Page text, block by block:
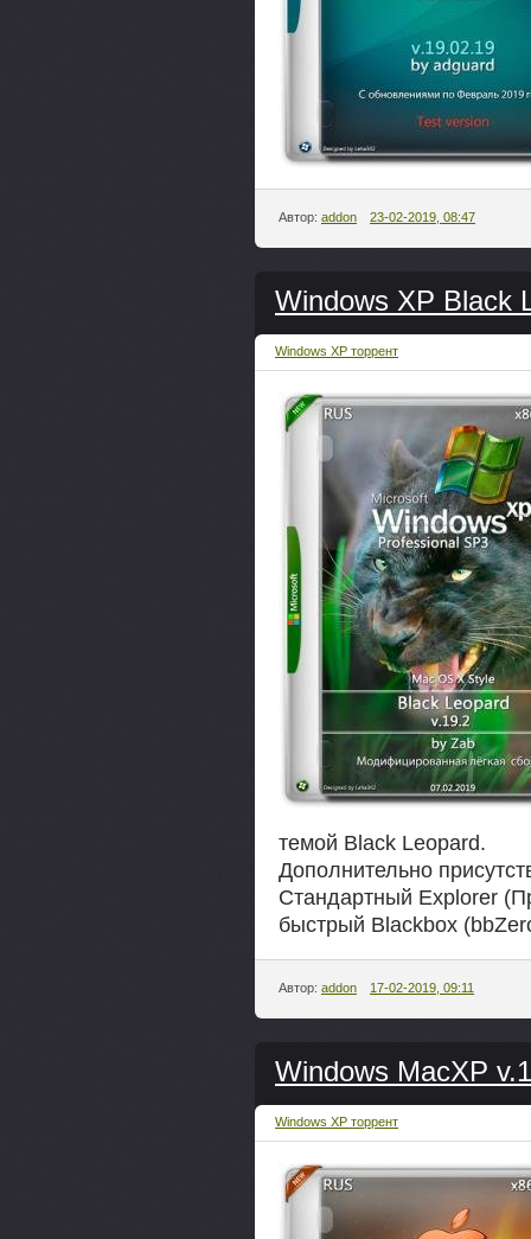
Автор: addon 23-02-2019, 08:47
Windows XP Black
Windows XP торрент
темой Black Leopard.
Дополнительно
Стандартный Explorer
быстрый Blackbox
Автор: addon 17-02-2019, 09:11
Windows MacXP
Windows XP торрент